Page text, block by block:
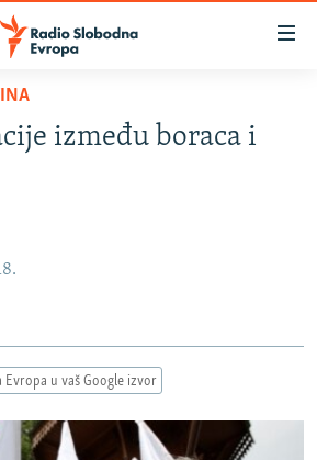
između boraca i
Evropa u vaš Google izvor